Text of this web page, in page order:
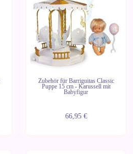
Zubehör für Barriguitas Classic
Puppe 15 cm - Karussell mit
Babyfigur
66,95 €